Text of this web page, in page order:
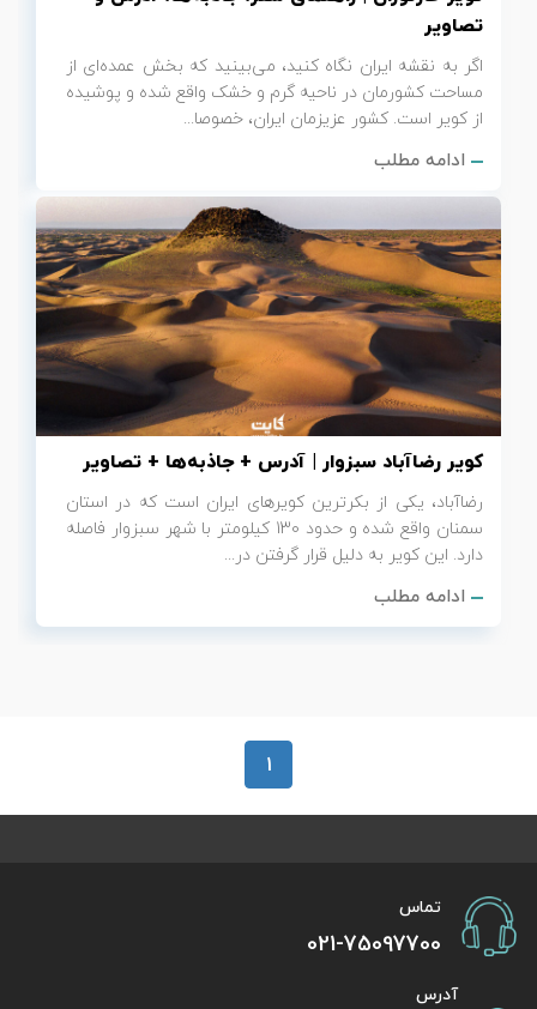
تصاویر
اگر به نقشه ایران نگاه کنید، می‌بینید که بخش عمده‌ای از
مساحت کشورمان در ناحیه گرم و خشک واقع شده و پوشیده
از کویر است. کشور عزیزمان ایران، خصوصا...
ادامه مطلب
کویر رضاآباد سبزوار | آدرس + جاذبه‌ها + تصاویر
رضاآباد، یکی از بکرترین کویرهای ایران است که در استان
سمنان واقع شده و حدود 130 کیلومتر با شهر سبزوار فاصله
دارد. این کویر به دلیل قرار گرفتن در...
ادامه مطلب
1
تماس
021-75097700
آدرس